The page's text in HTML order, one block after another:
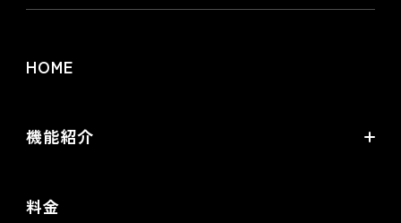
HOME
機能紹介
オムニチャネル・OMO
料金